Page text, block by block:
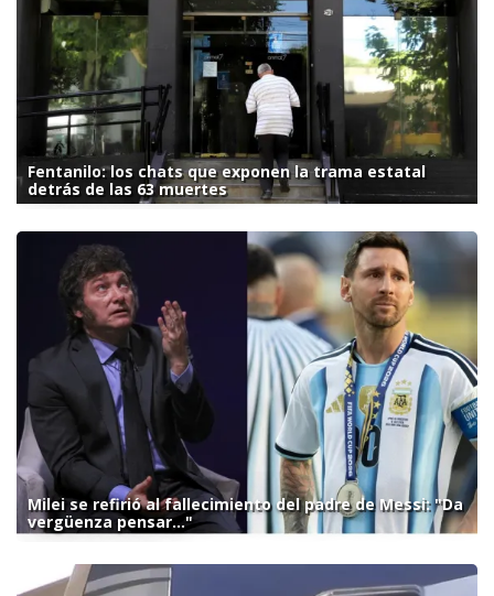
Fentanilo: los chats que exponen la trama estatal
detrás de las 63 muertes
Milei se refirió al fallecimiento del padre de Messi: "Da
vergüenza pensar..."